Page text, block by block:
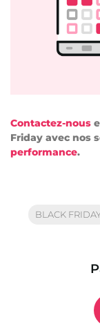
Contactez-nous
Friday avec nos
performance.
BLACK